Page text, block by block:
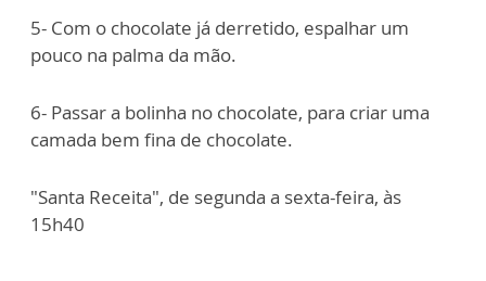
5- Com o chocolate já derretido, espalhar um
pouco na palma da mão.
6- Passar a bolinha no chocolate, para criar uma
camada bem fina de chocolate.
"Santa Receita", de segunda a sexta-feira, às
15h40